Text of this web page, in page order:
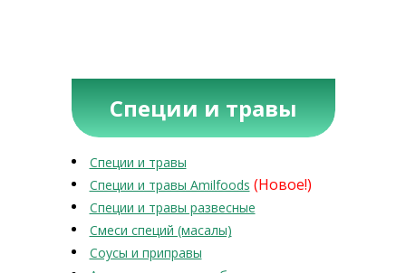
Специи и травы
Специи и травы
Специи и травы Amilfoods (Новое!)
Специи и травы развесные
Смеси специй (масалы)
Соусы и приправы